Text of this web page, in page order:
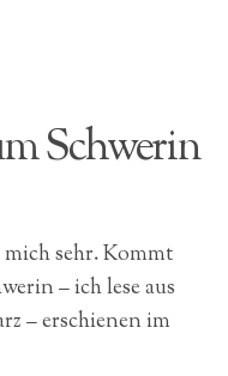
Schwerin
sehr. Kommt
– ich lese aus
– erschienen im